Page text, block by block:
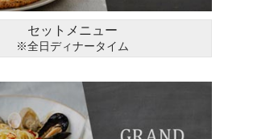
セットメニュー
※全日ディナータイム